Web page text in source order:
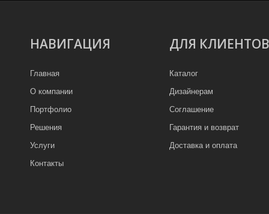
НАВИГАЦИЯ
Главная
О компании
Портфолио
Решения
Услуги
Контакты
ДЛЯ КЛИЕНТОВ
Каталог
Дизайнерам
Соглашение
Гарантия и возврат
Доставка и оплата